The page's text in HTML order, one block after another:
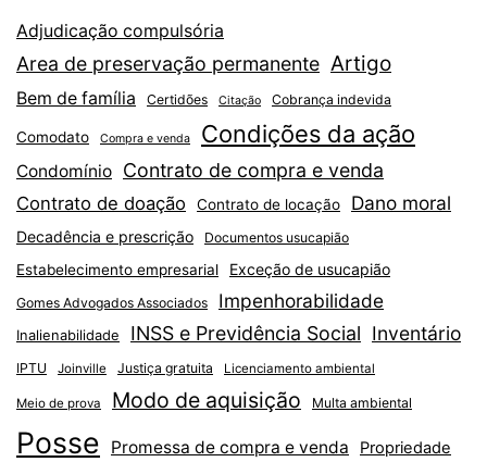
Adjudicação compulsória
Area de preservação permanente Artigo
Bem de família Certidões Citação Cobrança indevida
Comodato Compra e venda Condições da ação
Condomínio Contrato de compra e venda
Contrato de doação Contrato de locação Dano moral
Decadência e prescrição Documentos usucapião
Estabelecimento empresarial Exceção de usucapião
Gomes Advogados Associados Impenhorabilidade
Inalienabilidade INSS e Previdência Social Inventário
IPTU Joinville Justiça gratuita Licenciamento ambiental
Meio de prova Modo de aquisição Multa ambiental
Posse Promessa de compra e venda Propriedade